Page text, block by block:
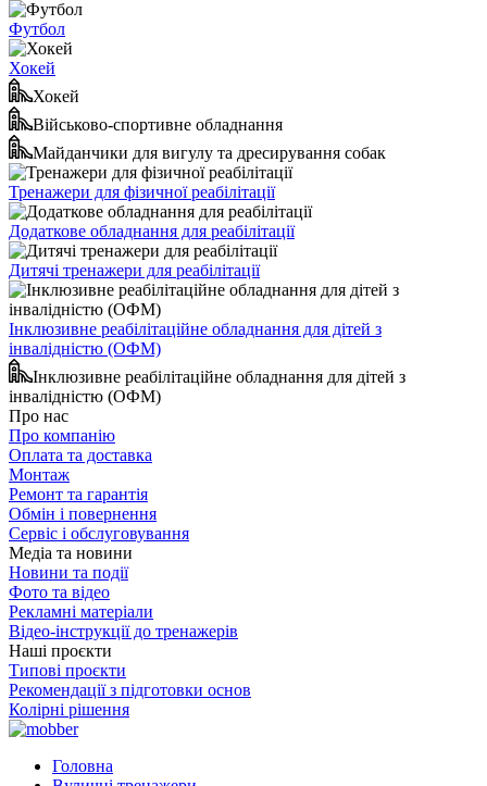
Футбол
Хокей
Хокей
Військово-спортивне обладнання
Майданчики для вигулу та дресирування собак
Тренажери для фізичної реабілітації
Додаткове обладнання для реабілітації
Дитячі тренажери для реабілітації
Інклюзивне реабілітаційне обладнання для дітей з
інвалідністю (ОФМ)
Інклюзивне реабілітаційне обладнання для дітей з
інвалідністю (ОФМ)
Про нас
Про компанію
Оплата та доставка
Монтаж
Ремонт та гарантія
Обмін і повернення
Сервіс і обслуговування
Медіа та новини
Новини та події
Фото та відео
Рекламні матеріали
Відео-інструкції до тренажерів
Наші проєкти
Типові проєкти
Рекомендації з підготовки основ
Колірні рішення
Головна